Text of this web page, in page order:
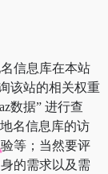
信息库在本站
该站的相关权重
数据” 进行查
名信息库的访
等；当然要评
的需求以及需